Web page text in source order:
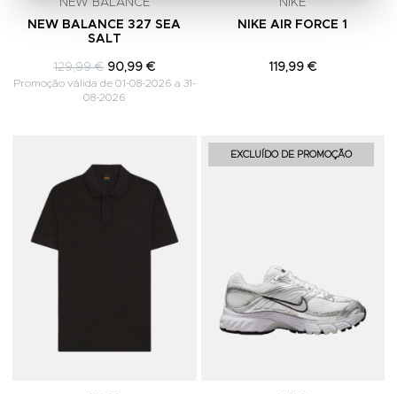
NEW BALANCE
NEW BALANCE 327 SEA
SALT
129,99 € 90,99 €
Promoção válida de 01-08-2026 a 31-
08-2026
NIKE
NIKE AIR FORCE 1
119,99 €
Adicionar aos Favoritos
EXCLUÍDO DE PROMOÇÃO